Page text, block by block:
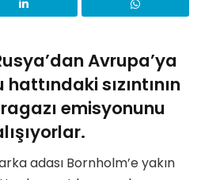
Avrupa’ya
sızıntının
emisyonunu
adası Bornholm’e yakın